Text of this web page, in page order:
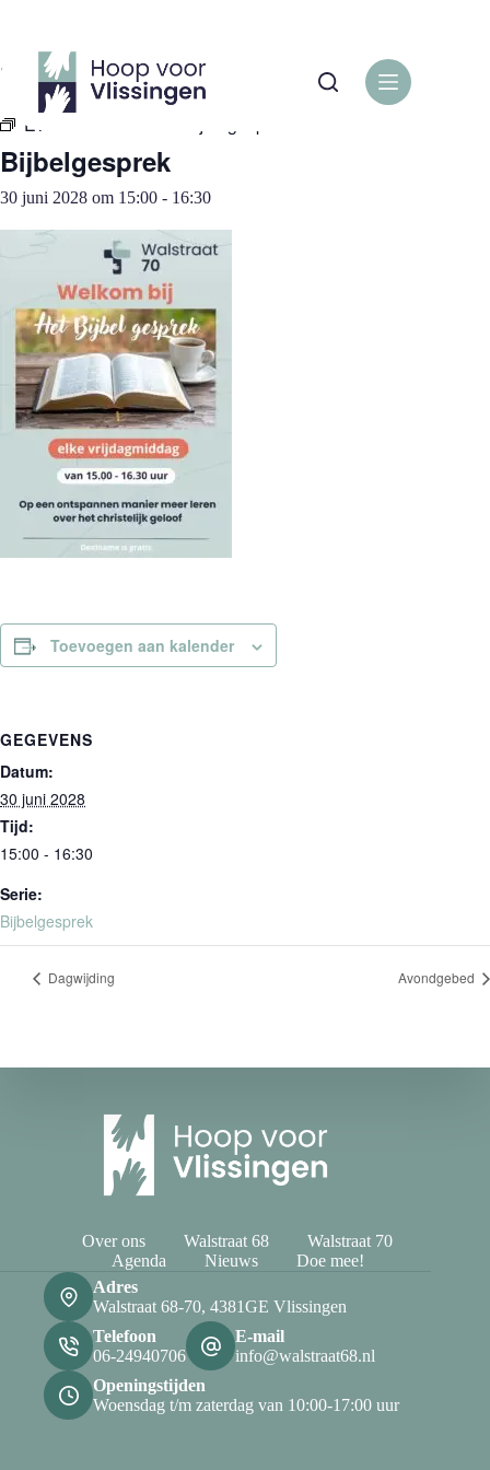
inhoud
« Alle Evenementen
Evenementenreeks:
Bijbelgesprek
30 juni 2028 om 15:00 - 16:30
Toevoegen aan kalender
GEGEVENS
Datum:
30 juni 2028
Tijd:
15:00 - 16:30
Serie:
Bijbelgesprek
Dagwijding Avondgebed
Over ons Walstraat 68
Walstraat 70
Agenda
Nieuws
Doe mee!
Adres
Walstraat 68-70, 4381GE Vlissingen
Telefoon
06-24940706
E-mail
info@walstraat68.nl
Openingstijden
Woensdag t/m zaterdag van 10:00-17:00 uur